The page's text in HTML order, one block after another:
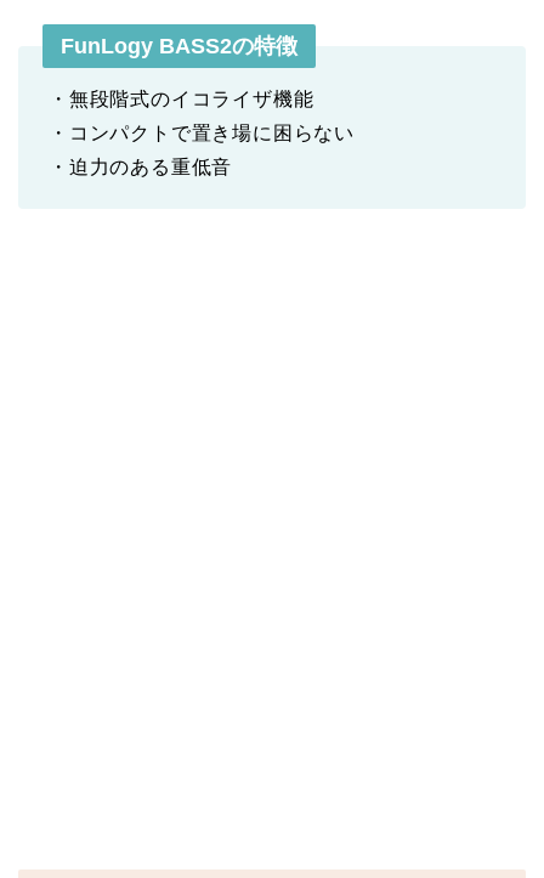
FunLogy BASS2の特徴
・無段階式のイコライザ機能
・コンパクトで置き場に困らない
・迫力のある重低音